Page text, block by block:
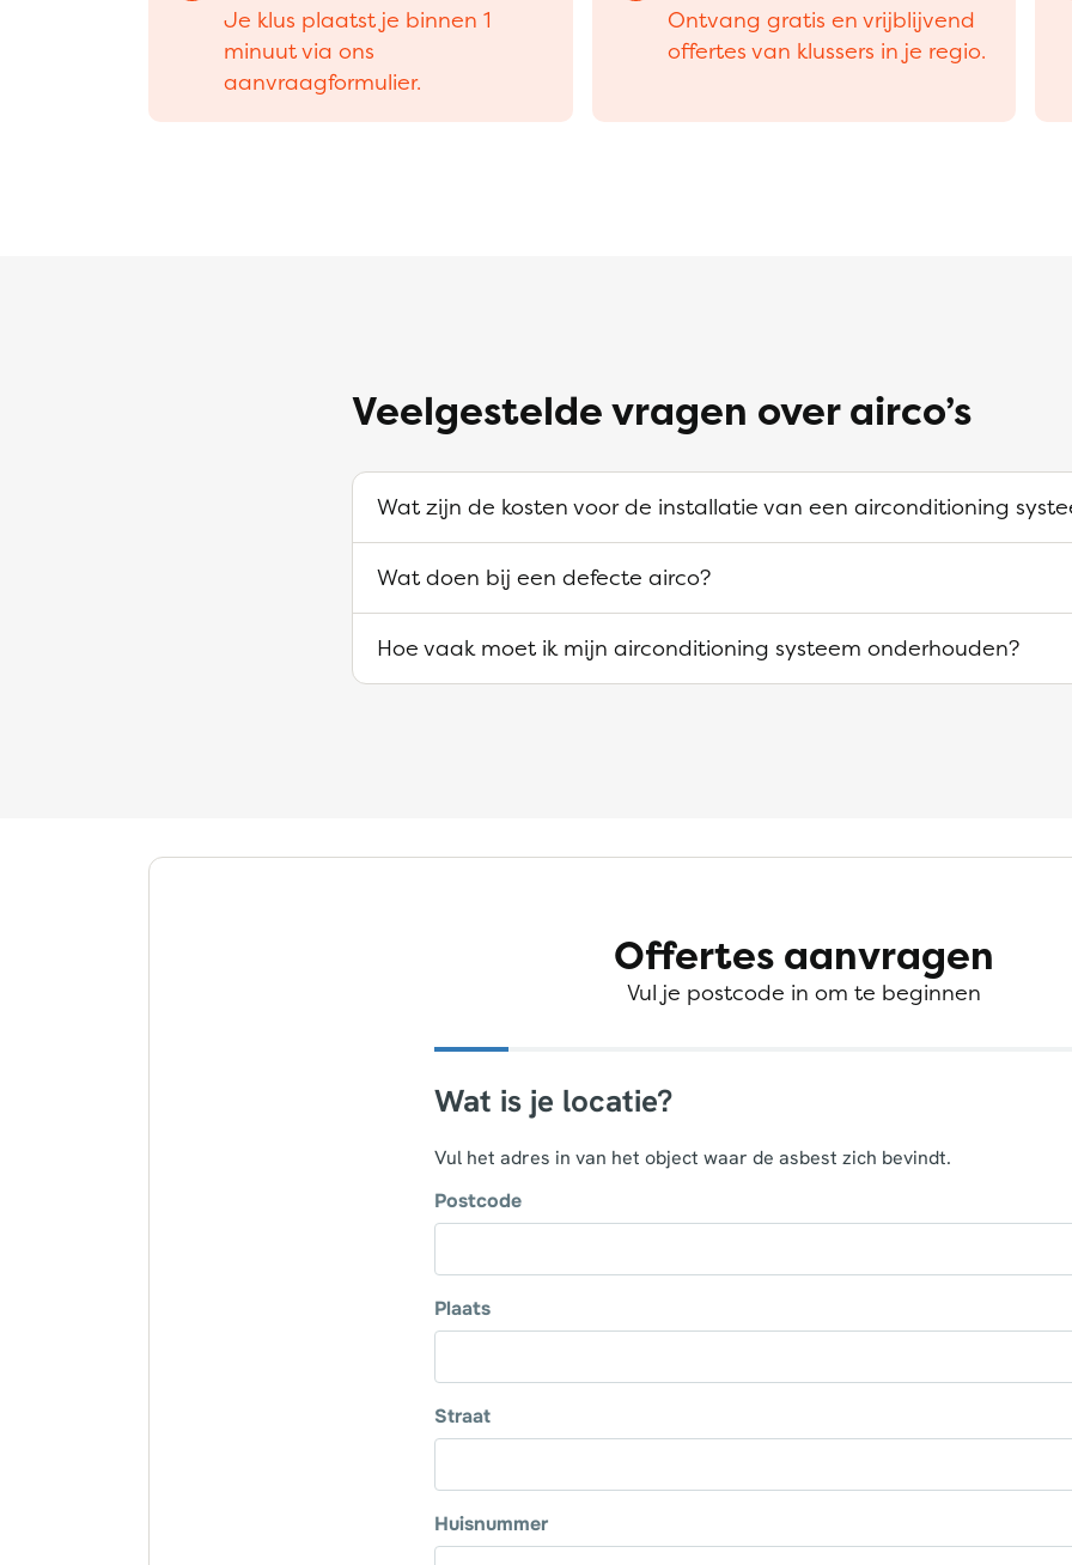
Je klus plaatst je binnen 1
minuut via ons
aanvraagformulier.
Ontvang gratis en vrijblijvend
offertes van klussers in je regio.
Veelgestelde vragen over airco’s
Wat zijn de kosten voor de installatie van een airconditioning
Wat doen bij een defecte airco?
Hoe vaak moet ik mijn airconditioning systeem onderhouden?
Offertes aanvragen
Vul je postcode in om te beginnen